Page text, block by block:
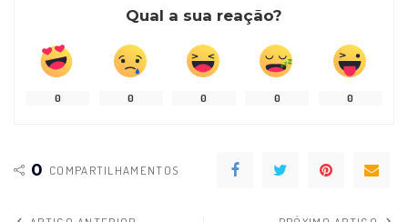
Qual a sua reação?
0 0 0 0 0
0 COMPARTILHAMENTOS